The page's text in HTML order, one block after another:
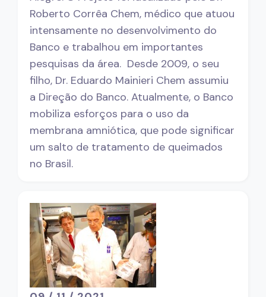
Roberto Corrêa Chem, médico que atuou
intensamente no desenvolvimento do
Banco e trabalhou em importantes
pesquisas da área. Desde 2009, o seu
filho, Dr. Eduardo Mainieri Chem assumiu
a Direção do Banco. Atualmente, o Banco
mobiliza esforços para o uso da
membrana amniótica, que pode significar
um salto de tratamento de queimados
no Brasil.